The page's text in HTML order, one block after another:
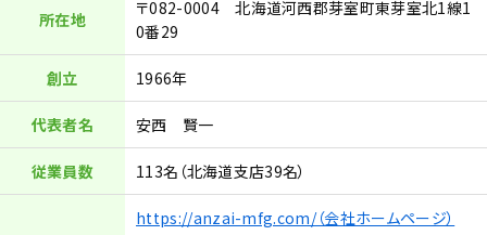
所在地
〒082-0004 北海道河西郡芽室町東芽室北1線1
0番29
創立 1966年
代表者名 安西 賢一
従業員数 113名（北海道支店39名）
https://anzai-mfg.com/（会社ホームページ）